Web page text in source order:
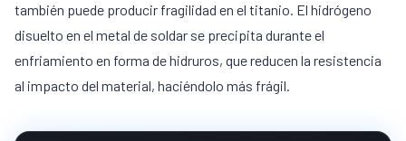
también puede producir fragilidad en el titanio. El hidrógeno
disuelto en el metal de soldar se precipita durante el
enfriamiento en forma de hidruros, que reducen la resistencia
al impacto del material, haciéndolo más frágil.